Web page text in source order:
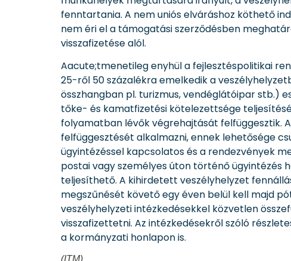
fenntartania. A nem uniós elváráshoz köthető
nem éri el a támogatási szerződésben
visszafizetése alól.
Aacute;tmenetileg enyhül a fejlesztéspolitikai
25-ről 50 százalékra emelkedik a
összhangban pl. turizmus, vendéglátóipar stb.)
tőke- és kamatfizetési kötelezettsége
folyamatban lévők végrehajtását felfüggesztik.
felfüggesztését alkalmazni, ennek lehetősége
ügyintézéssel kapcsolatos és a rendezvények
postai vagy személyes úton történő
teljesíthető. A kihirdetett veszélyhelyzet
megszűnését követő egy éven belül kell majd
veszélyhelyzeti intézkedésekkel közvetlen
visszafizettetni. Az intézkedésekről szóló
a kormányzati honlapon is.